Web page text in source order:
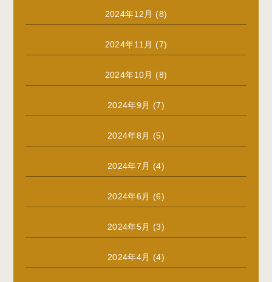
2024年12月 (8)
2024年11月 (7)
2024年10月 (8)
2024年9月 (7)
2024年8月 (5)
2024年7月 (4)
2024年6月 (6)
2024年5月 (3)
2024年4月 (4)